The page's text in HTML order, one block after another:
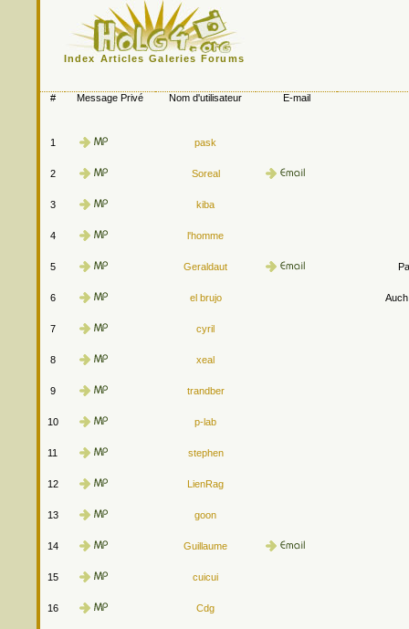
Index Articles Galeries Forums
# Message Privé Nom d'utilisateur E-mail
1 pask
2 Soreal
3 kiba
4 l'homme
5 Geraldaut
6 el brujo
7 cyril
8 xeal
9 trandber
10 p-lab
11 stephen
12 LienRag
13 goon
14 Guillaume
15 cuicui
16 Cdg